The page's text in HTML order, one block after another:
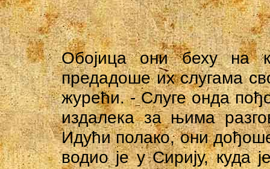
Обојица они беху на
предадоше их слугама
журећи. - Слуге онда
издалека за њима
Идући полако, они
водио је у Сирију,